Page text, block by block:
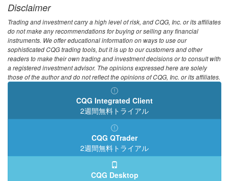
Disclaimer
Trading and investment carry a high level of risk, and CQG, Inc. or its affiliates
do not make any recommendations for buying or selling any financial
instruments. We offer educational information on ways to use our
sophisticated CQG trading tools, but it is up to our customers and other
readers to make their own trading and investment decisions or to consult with
a registered investment advisor. The opinions expressed here are solely
those of the author and do not reflect the opinions of CQG, Inc. or its affiliates.
CQG Integrated Client
2週間無料トライアル
CQG QTrader
2週間無料トライアル
CQG Desktop